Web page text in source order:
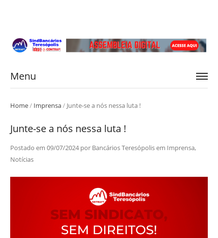
Menu
Home/ Imprensa/ Junte-se a nós nessa luta !
Junte-se a nós nessa luta !
Postado em 09/07/2024por Bancários Teresópolisem Imprensa,
Notícias